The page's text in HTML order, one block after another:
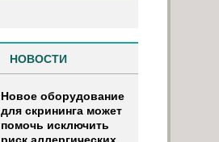
НОВОСТИ
Новое оборудование
для скрининга может
помочь исключить